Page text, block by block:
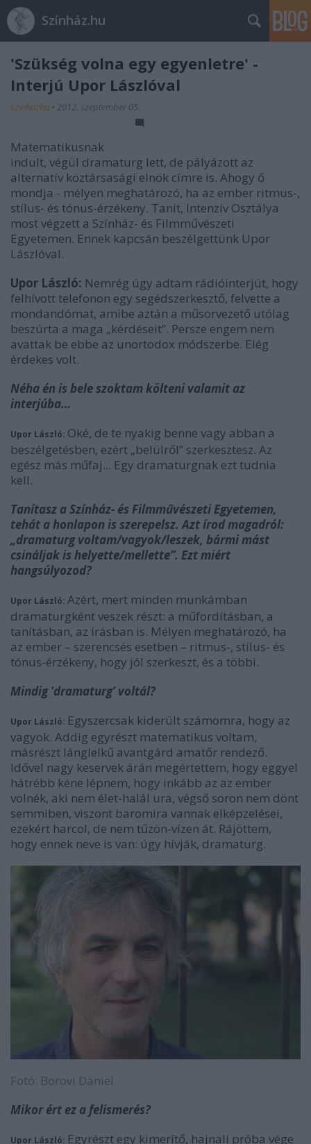
Színház.hu
'Szükség volna egy egyenletre' -
Interjú Upor Lászlóval
szinhazhu • 2012. szeptember 05.
Matematikusnak
indult, végül dramaturg lett, de pályázott az
alternatív köztársasági elnök címre is. Ahogy ő
mondja - mélyen meghatározó, ha az ember ritmus-,
stílus- és tónus-érzékeny. Tanít, Intenzív Osztálya
most végzett a Színház- és Filmművészeti
Egyetemen. Ennek kapcsán beszélgettünk Upor
Lászlóval.
Upor László: Nemrég úgy adtam rádióinterjút, hogy
felhívott telefonon egy segédszerkesztő, felvette a
mondandómat, amibe aztán a műsorvezető utólag
beszúrta a maga „kérdéseit”. Persze engem nem
avattak be ebbe az unortodox módszerbe. Elég
érdekes volt.
Néha én is bele szoktam költeni valamit az
interjúba…
Upor László: Oké, de te nyakig benne vagy abban a
beszélgetésben, ezért „belülről” szerkesztesz. Az
egész más műfaj... Egy dramaturgnak ezt tudnia
kell.
Tanítasz a Színház- és Filmművészeti Egyetemen,
tehát a honlapon is szerepelsz. Azt írod magadról:
„dramaturg voltam/vagyok/leszek, bármi mást
csináljak is helyette/mellette”. Ezt miért
hangsúlyozod?
Upor László: Azért, mert minden munkámban
dramaturgként veszek részt: a műfordításban, a
tanításban, az írásban is. Mélyen meghatározó, ha
az ember – szerencsés esetben – ritmus-, stílus- és
tónus-érzékeny, hogy jól szerkeszt, és a többi.
Mindig ’dramaturg’ voltál?
Upor László: Egyszercsak kiderült számomra, hogy az
vagyok. Addig egyrészt matematikus voltam,
másrészt lánglelkű avantgárd amatőr rendező.
Idővel nagy keservek árán megértettem, hogy eggyel
hátrébb kéne lépnem, hogy inkább az az ember
volnék, aki nem élet-halál ura, végső soron nem dönt
semmiben, viszont baromira vannak elképzelései,
ezekért harcol, de nem tűzön-vízen át. Rájöttem,
hogy ennek neve is van: úgy hívják, dramaturg.
Fotó: Borovi Dániel
Mikor ért ez a felismerés?
Upor László: Egyrészt egy kimerítő, hajnali próba vége